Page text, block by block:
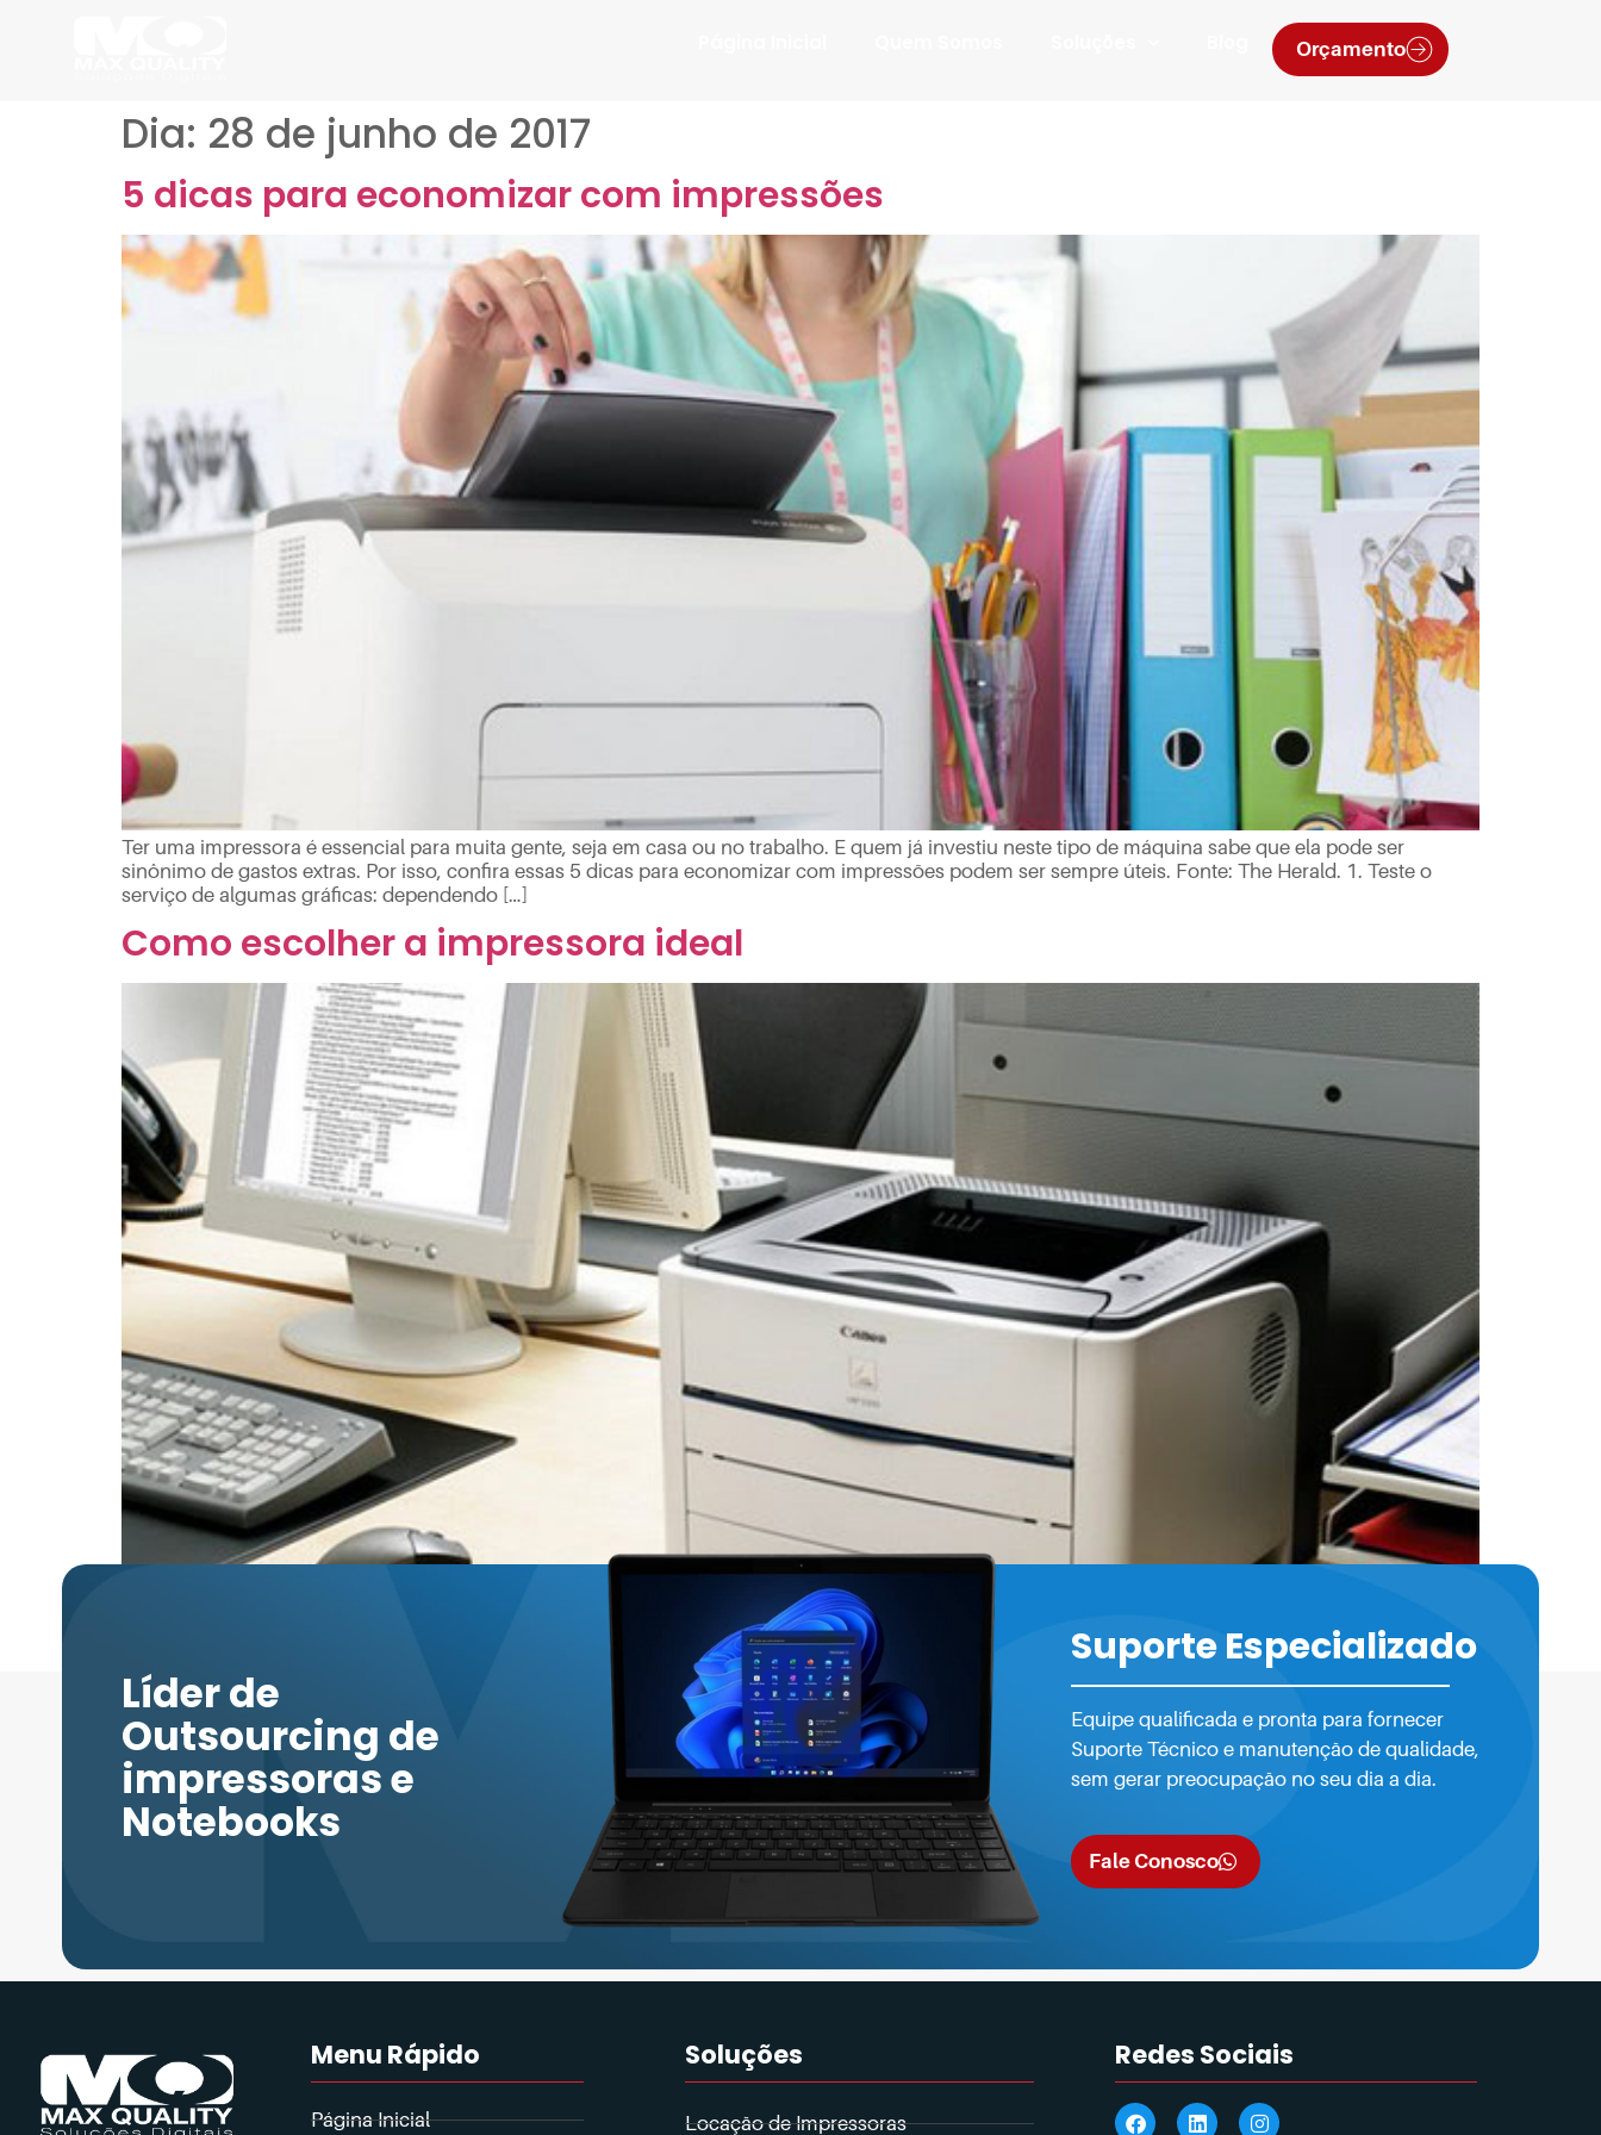
Orçamento
Dia: 28 de junho de 2017
5 dicas para economizar com impressões
Ter uma impressora é essencial para muita gente, seja em casa ou no trabalho. E quem já investiu neste tipo de máquina sabe que ela pode ser
sinônimo de gastos extras. Por isso, confira essas 5 dicas para economizar com impressões podem ser sempre úteis. Fonte: The Herald. 1. Teste o
serviço de algumas gráficas: dependendo […]
Como escolher a impressora ideal
Escolher uma impressora pode ser realmente um desafio. Muita gente não presta muita atenção nas especificações da máquina e acaba comprando
algo que não atende a suas próprias necessidades. Por isso, se você está se perguntando como escolher a impressora ideal, precisa conferir as dicas
da Max Quality. Fonte: The Cartridge Warehouse. 1. Pense nas suas […]
Líder de
Outsourcing de
impressoras e
Notebooks
Suporte Especializado
Equipe qualificada e pronta para fornecer
Suporte Técnico e manutenção de qualidade,
sem gerar preocupação no seu dia a dia.
Fale Conosco
Menu Rápido
Página Inicial
Soluções
Locação de Impressoras
Redes Sociais